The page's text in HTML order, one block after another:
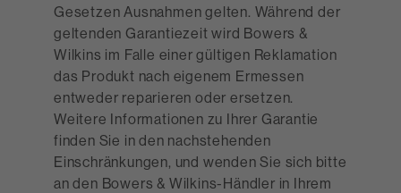
Gesetzen Ausnahmen gelten. Während der
geltenden Garantiezeit wird Bowers &
Wilkins im Falle einer gültigen Reklamation
das Produkt nach eigenem Ermessen
entweder reparieren oder ersetzen.
Weitere Informationen zu Ihrer Garantie
finden Sie in den nachstehenden
Einschränkungen, und wenden Sie sich bitte
an den Bowers & Wilkins-Händler in Ihrem